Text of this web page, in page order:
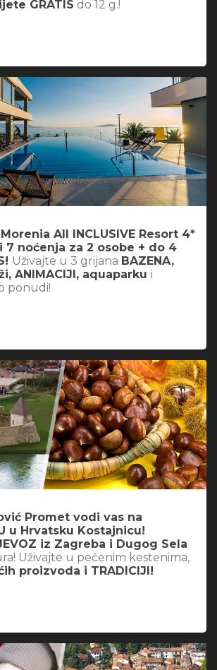
GRATIS do 12 g.!
Morenia All INCLUSIVE Resort 4*
7 noćenja za 2 osobe + do 4
Uživajte u 3 grijana BAZENA,
ANIMACIJI, aquaparku i
ponudi!
Promet vodi vas na
u Hrvatsku Kostajnicu!
iz Zagreba i Dugog Sela
Uživajte u pečenim kestenima,
proizvoda i TRADICIJI!